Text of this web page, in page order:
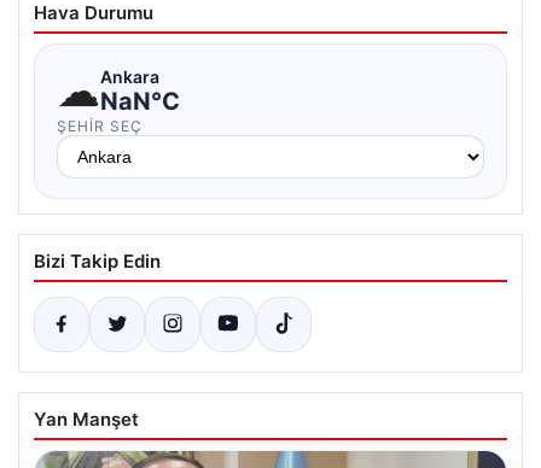
Hava Durumu
☁Ankara
NaN°C
ŞEHIR SEÇ
Bizi Takip Edin
Yan Manşet